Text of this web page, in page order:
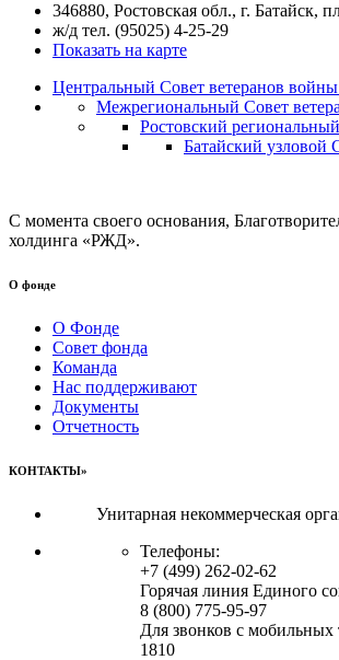
346880, Ростовская обл., г. Батайск,
ж/д тел. (95025) 4-25-29
Показать на карте
Центральный Совет ветеранов
Межрегиональный Совет
Ростовский
Батайский узловой
С момента своего основания,
холдинга «РЖД».
О фонде
О Фонде
Совет фонда
Команда
Нас поддерживают
Документы
Отчетность
КОНТАКТЫ»
Унитарная некоммерческая
Телефоны:
+7 (499) 262-02-62
Горячая линия Единого
8 (800) 775-95-97
Для звонков с мобильных
1810